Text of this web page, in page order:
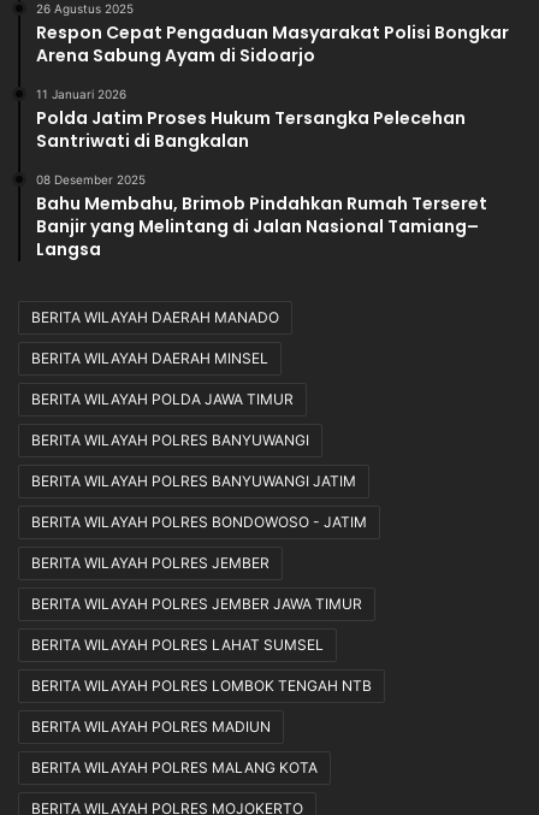
26 Agustus 2025
Respon Cepat Pengaduan Masyarakat Polisi Bongkar
Arena Sabung Ayam di Sidoarjo
11 Januari 2026
Polda Jatim Proses Hukum Tersangka Pelecehan
Santriwati di Bangkalan
08 Desember 2025
Bahu Membahu, Brimob Pindahkan Rumah Terseret
Banjir yang Melintang di Jalan Nasional Tamiang–
Langsa
BERITA WILAYAH DAERAH MANADO
BERITA WILAYAH DAERAH MINSEL
BERITA WILAYAH POLDA JAWA TIMUR
BERITA WILAYAH POLRES BANYUWANGI
BERITA WILAYAH POLRES BANYUWANGI JATIM
BERITA WILAYAH POLRES BONDOWOSO - JATIM
BERITA WILAYAH POLRES JEMBER
BERITA WILAYAH POLRES JEMBER JAWA TIMUR
BERITA WILAYAH POLRES LAHAT SUMSEL
BERITA WILAYAH POLRES LOMBOK TENGAH NTB
BERITA WILAYAH POLRES MADIUN
BERITA WILAYAH POLRES MALANG KOTA
BERITA WILAYAH POLRES MOJOKERTO